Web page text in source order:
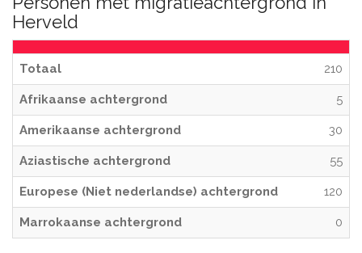
Herveld
Totaal 210
Afrikaanse achtergrond 5
Amerikaanse achtergrond 30
Aziastische achtergrond 55
Europese (Niet nederlandse) achtergrond 120
Marrokaanse achtergrond 0